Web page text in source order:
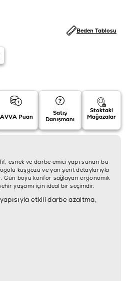
Beden Tablosu
AVVA Puan
Satış
Danışmanı
Stoktaki
Mağazalar
esnek ve darbe emici yapı sunan bu
kuşgözü ve yan şerit detaylarıyla
Gün boyu konfor sağlayan ergonomik
yaşamı için ideal bir seçimdir.
etkili darbe azaltma,